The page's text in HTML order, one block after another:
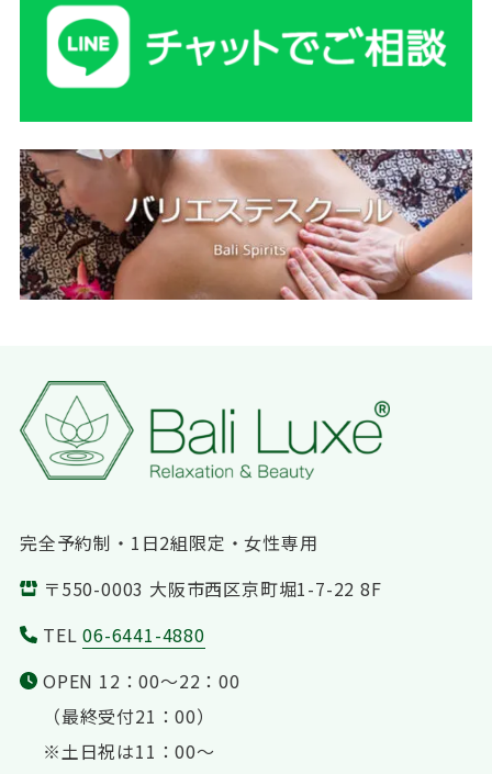
完全予約制・1日2組限定・女性専用
〒550-0003 大阪市西区京町堀1-7-22 8F
TEL06-6441-4880
OPEN 12：00〜22：00
（最終受付21：00）
※土日祝は11：00〜